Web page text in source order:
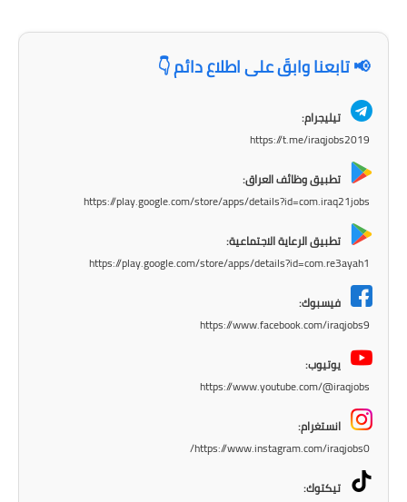
اسئلة وزارية
المرحلة الابتدائية
📢 تابعنا وابقَ على اطلاع دائم 👇
تيليجرام:
https://t.me/iraqjobs2019
تطبيق وظائف العراق:
https://play.google.com/store/apps/details?id=com.iraq21jobs
تطبيق الرعاية الاجتماعية:
https://play.google.com/store/apps/details?id=com.re3ayah1
فيسبوك:
https://www.facebook.com/iraqjobs9
يوتيوب:
https://www.youtube.com/@iraqjobs
انستغرام:
https://www.instagram.com/iraqjobs0/
تيكتوك: